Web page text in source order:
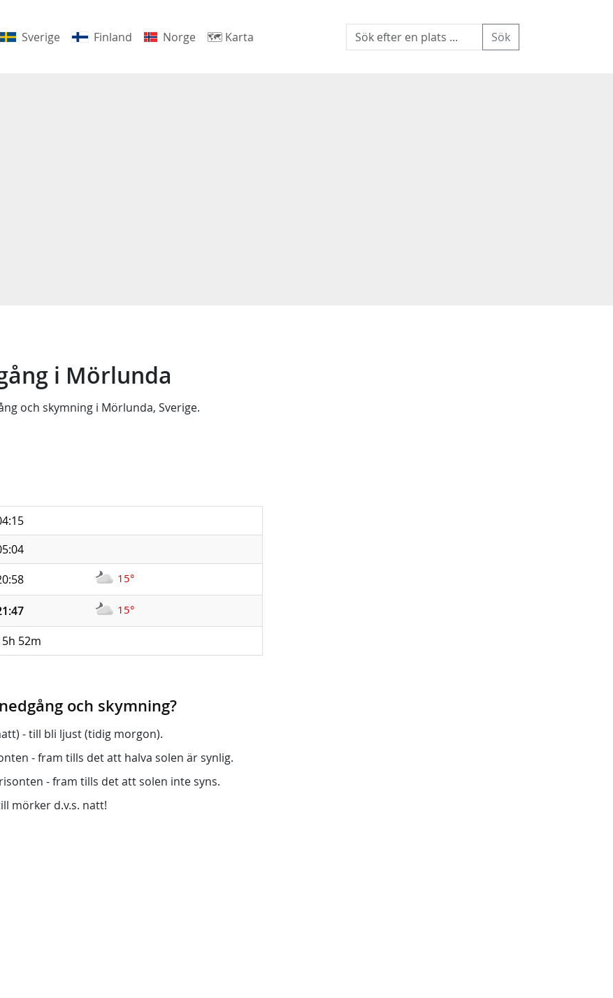
Sverige Finland Norge 🗺 Karta
i Mörlunda
och skymning i Mörlunda, Sverige.
15°
15°
52m
och skymning?
- till bli ljust (tidig morgon).
- fram tills det att halva solen är synlig.
- fram tills det att solen inte syns.
mörker d.v.s. natt!